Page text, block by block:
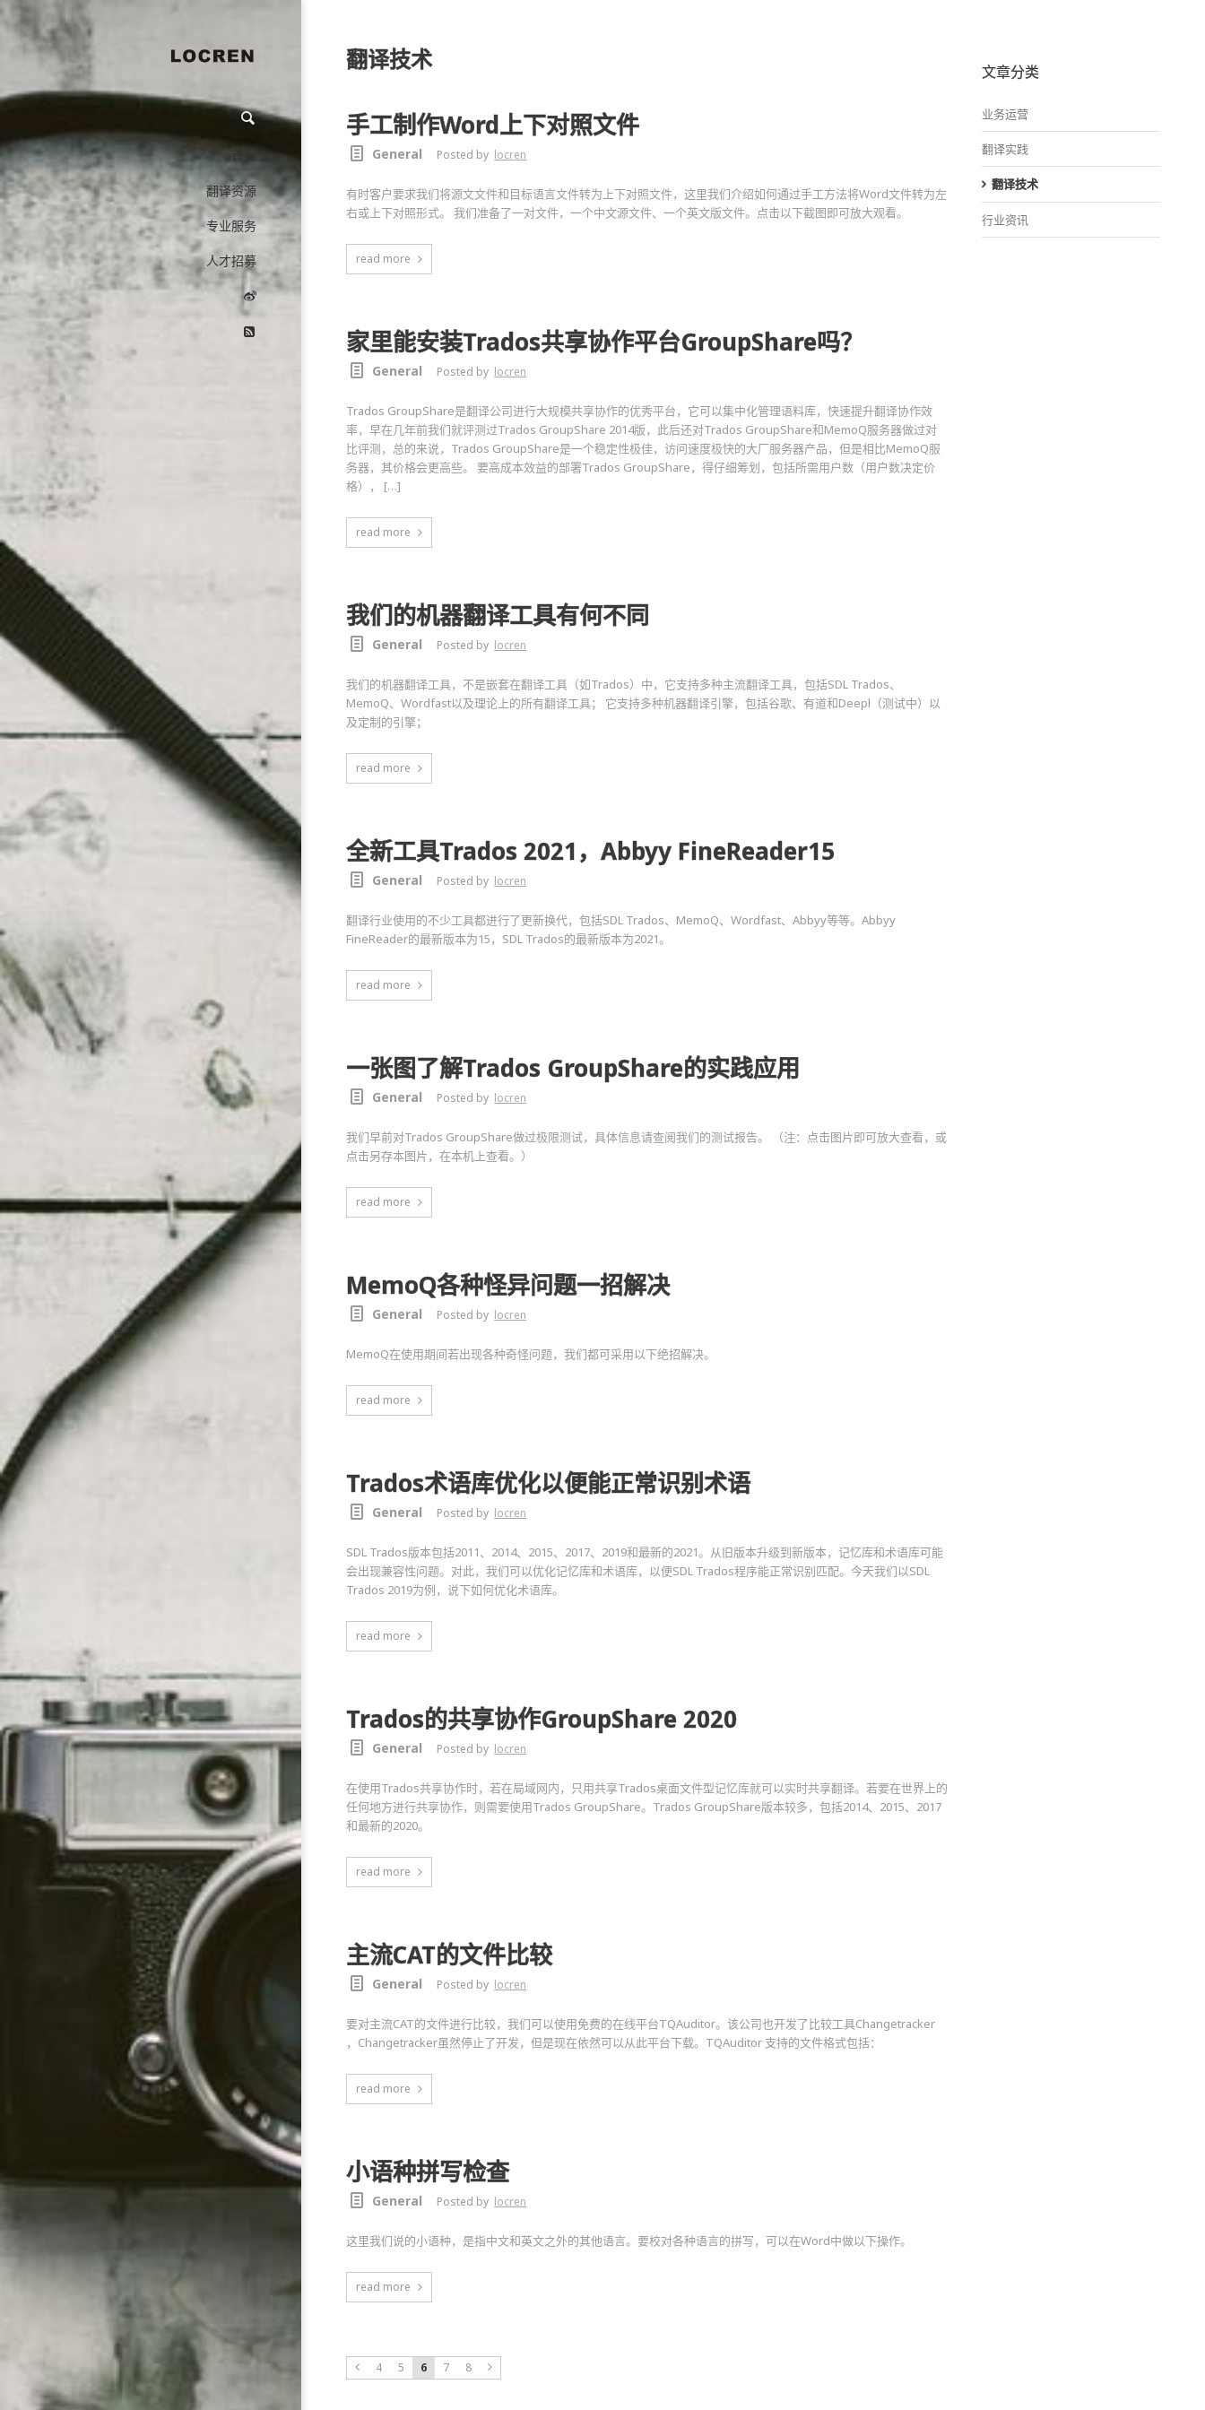
翻译资源
专业服务
人才招募
翻译技术
手工制作Word上下对照文件
General Posted by locren
有时客户要求我们将源文文件和目标语言文件转为上下对照文件，这里我们介绍如何通过手工方法将Word文件转为左
右或上下对照形式。 我们准备了一对文件，一个中文源文件、一个英文版文件。点击以下截图即可放大观看。
read more
家里能安装Trados共享协作平台GroupShare吗？
General Posted by locren
Trados GroupShare是翻译公司进行大规模共享协作的优秀平台，它可以集中化管理语料库，快速提升翻译协作效
率，早在几年前我们就评测过Trados GroupShare 2014版，此后还对Trados GroupShare和MemoQ服务器做过对
比评测，总的来说，Trados GroupShare是一个稳定性极佳，访问速度极快的大厂服务器产品，但是相比MemoQ服
务器，其价格会更高些。 要高成本效益的部署Trados GroupShare，得仔细筹划，包括所需用户数（用户数决定价
格）， […]
read more
我们的机器翻译工具有何不同
General Posted by locren
我们的机器翻译工具，不是嵌套在翻译工具（如Trados）中，它支持多种主流翻译工具，包括SDL Trados、
MemoQ、Wordfast以及理论上的所有翻译工具； 它支持多种机器翻译引擎，包括谷歌、有道和Deepl（测试中）以
及定制的引擎；
read more
全新工具Trados 2021，Abbyy FineReader15
General Posted by locren
翻译行业使用的不少工具都进行了更新换代，包括SDL Trados、MemoQ、Wordfast、Abbyy等等。Abbyy
FineReader的最新版本为15，SDL Trados的最新版本为2021。
read more
一张图了解Trados GroupShare的实践应用
General Posted by locren
我们早前对Trados GroupShare做过极限测试，具体信息请查阅我们的测试报告。 （注：点击图片即可放大查看，或
点击另存本图片，在本机上查看。）
read more
MemoQ各种怪异问题一招解决
General Posted by locren
MemoQ在使用期间若出现各种奇怪问题，我们都可采用以下绝招解决。
read more
Trados术语库优化以便能正常识别术语
General Posted by locren
SDL Trados版本包括2011、2014、2015、2017、2019和最新的2021。从旧版本升级到新版本，记忆库和术语库可能
会出现兼容性问题。对此，我们可以优化记忆库和术语库，以便SDL Trados程序能正常识别匹配。今天我们以SDL
Trados 2019为例，说下如何优化术语库。
read more
Trados的共享协作GroupShare 2020
General Posted by locren
在使用Trados共享协作时，若在局域网内，只用共享Trados桌面文件型记忆库就可以实时共享翻译。若要在世界上的
任何地方进行共享协作，则需要使用Trados GroupShare。Trados GroupShare版本较多，包括2014、2015、2017
和最新的2020。
read more
主流CAT的文件比较
General Posted by locren
要对主流CAT的文件进行比较，我们可以使用免费的在线平台TQAuditor。该公司也开发了比较工具Changetracker
，Changetracker虽然停止了开发，但是现在依然可以从此平台下载。TQAuditor 支持的文件格式包括：
read more
小语种拼写检查
General Posted by locren
这里我们说的小语种，是指中文和英文之外的其他语言。要校对各种语言的拼写，可以在Word中做以下操作。
read more
4 5 6 7 8
文章分类
业务运营
翻译实践
翻译技术
行业资讯